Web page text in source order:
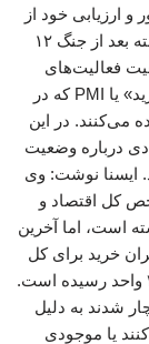
ارزیابی خود از
شرایط اقتصاد و تجارت خارجی در یکسال گذشته بعد از جنگ ۱۲
فعالیت‌های
اقتصادی از شاخصی به نام «شاخص مدیران خرید» یا PMI که در
می‌کنند. در این
درباره وضعیت
نوشت: وی
کل اقتصاد و
واحد قرار داشته است، اما آخرین
خرید برای کل
اقتصاد به ۳۸.۵ واحد و برای بخش صنعت به ۳۷.۱۴ واحد رسیده است.
شدند به دلیل
یا موجودی